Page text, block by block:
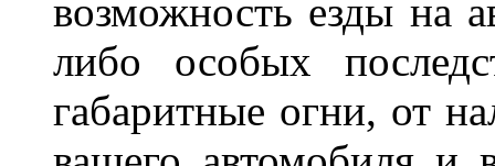
возможность езды на
либо особых
габаритные огни, от